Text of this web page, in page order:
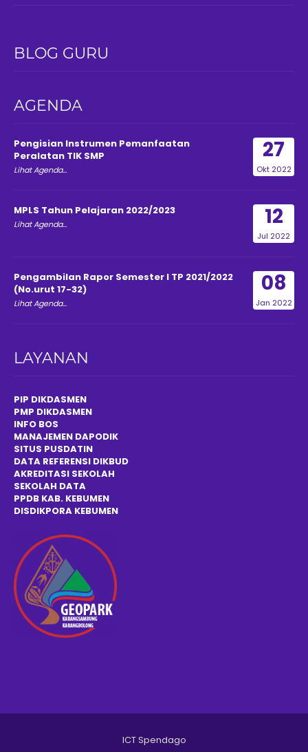
BLOG GURU
AGENDA
27
Okt 2022
Pengisian Instrumen Pemanfaatan
Peralatan TIK SMP
Lihat Agenda...
12
Jul 2022
MPLS Tahun Pelajaran 2022/2023
Lihat Agenda...
08
Jan 2022
Pengambilan Rapor Semester I TP 2021/2022
(No.urut 17-32)
Lihat Agenda...
LAYANAN
PIP DIKDASMEN
PMP DIKDASMEN
INFO BOS
MANAJEMEN DAPODIK
SITUS PUSDATIN
DATA REFERENSI DIKBUD
AKREDITASI SEKOLAH
SEKOLAH DATA
PPDB KAB. KEBUMEN
DISDIKPORA KEBUMEN
ICT Spendago